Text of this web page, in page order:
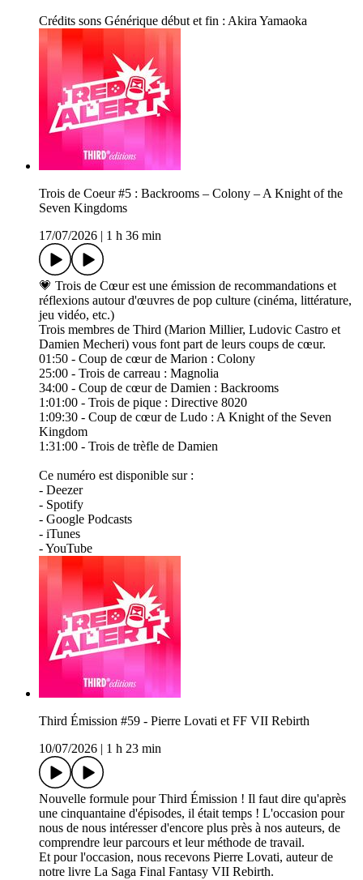
Crédits sons Générique début et fin : Akira Yamaoka
Trois de Coeur #5 : Backrooms – Colony – A Knight of the
Seven Kingdoms
17/07/2026
1 h 36 min
💗 Trois de Cœur est une émission de recommandations et
réflexions autour d'œuvres de pop culture (cinéma, littérature,
jeu vidéo, etc.)
Trois membres de Third (Marion Millier, Ludovic Castro et
Damien Mecheri) vous font part de leurs coups de cœur.
01:50 - Coup de cœur de Marion : Colony
25:00 - Trois de carreau : Magnolia
34:00 - Coup de cœur de Damien : Backrooms
1:01:00 - Trois de pique : Directive 8020
1:09:30 - Coup de cœur de Ludo : A Knight of the Seven
Kingdom
1:31:00 - Trois de trèfle de Damien
Ce numéro est disponible sur :
- Deezer
- Spotify
- Google Podcasts
- iTunes
- YouTube
Third Émission #59 - Pierre Lovati et FF VII Rebirth
10/07/2026
1 h 23 min
Nouvelle formule pour Third Émission ! Il faut dire qu'après
une cinquantaine d'épisodes, il était temps ! L'occasion pour
nous de nous intéresser d'encore plus près à nos auteurs, de
comprendre leur parcours et leur méthode de travail.
Et pour l'occasion, nous recevons Pierre Lovati, auteur de
notre livre La Saga Final Fantasy VII Rebirth.